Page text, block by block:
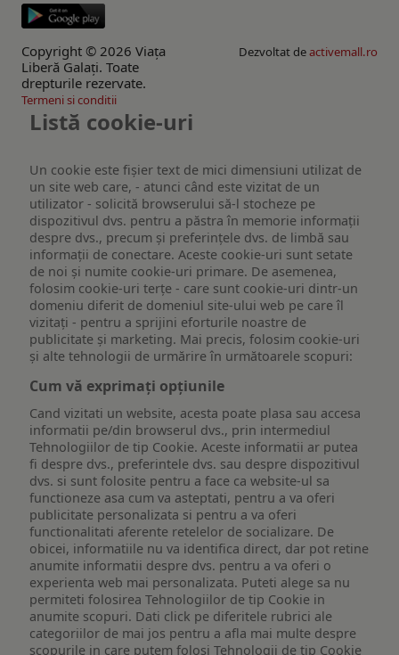
Copyright © 2026 Viaţa
Liberă Galaţi. Toate
drepturile rezervate.
Dezvoltat deactivemall.ro
Termeni si conditii
Listă cookie-uri
Un cookie este fişier text de mici dimensiuni utilizat de
un site web care, - atunci când este vizitat de un
utilizator - solicită browserului să-l stocheze pe
dispozitivul dvs. pentru a păstra în memorie informații
despre dvs., precum și preferințele dvs. de limbă sau
informații de conectare. Aceste cookie-uri sunt setate
de noi și numite cookie-uri primare. De asemenea,
folosim cookie-uri terțe - care sunt cookie-uri dintr-un
domeniu diferit de domeniul site-ului web pe care îl
vizitați - pentru a sprijini eforturile noastre de
publicitate și marketing. Mai precis, folosim cookie-uri
și alte tehnologii de urmărire în următoarele scopuri:
Cum vă exprimați opțiunile
Cand vizitati un website, acesta poate plasa sau accesa
informatii pe/din browserul dvs., prin intermediul
Tehnologiilor de tip Cookie. Aceste informatii ar putea
fi despre dvs., preferintele dvs. sau despre dispozitivul
dvs. si sunt folosite pentru a face ca website-ul sa
functioneze asa cum va asteptati, pentru a va oferi
publicitate personalizata si pentru a va oferi
functionalitati aferente retelelor de socializare. De
obicei, informatiile nu va identifica direct, dar pot retine
anumite informatii despre dvs. pentru a va oferi o
experienta web mai personalizata. Puteti alege sa nu
permiteti folosirea Tehnologiilor de tip Cookie in
anumite scopuri. Dati click pe diferitele rubrici ale
categoriilor de mai jos pentru a afla mai multe despre
scopurile in care putem folosi Tehnologii de tip Cookie